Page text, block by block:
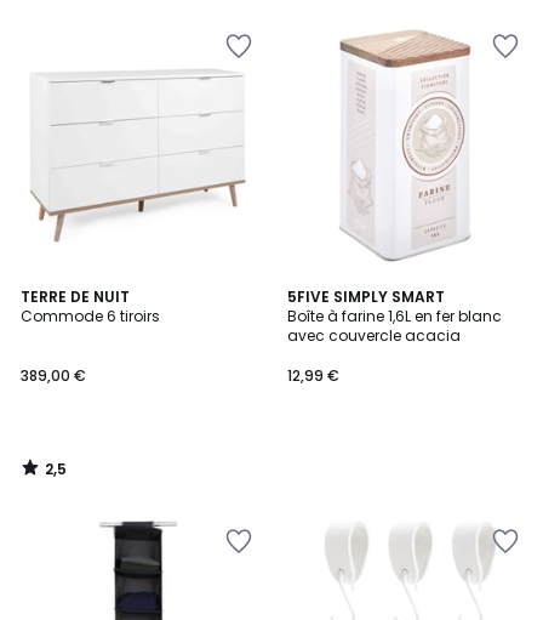
TERRE DE NUIT
Commode 6 tiroirs
389,00 €
2,5
/ 5
2,5
/
5FIVE SIMPLY SMART
Boîte à farine 1,6L en fer blanc
avec couvercle acacia
12,99 €